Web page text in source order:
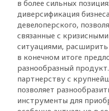
в более сильных
диверсификация
девелоперского,
связанные с
ситуациями,
в конечном итоге
разнообразный
партнерству с
позволяет
инструменты для